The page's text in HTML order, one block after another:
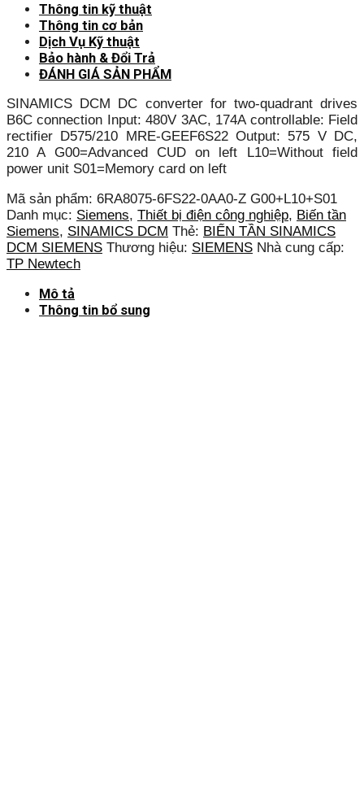
Thông tin kỹ thuật
Thông tin cơ bản
Dịch Vụ Kỹ thuật
Bảo hành & Đổi Trả
ĐÁNH GIÁ SẢN PHẨM
SINAMICS DCM DC converter for two-quadrant drives
B6C connection Input: 480V 3AC, 174A controllable: Field
rectifier D575/210 MRE-GEEF6S22 Output: 575 V DC,
210 A G00=Advanced CUD on left L10=Without field
power unit S01=Memory card on left
Mã sản phẩm: 6RA8075-6FS22-0AA0-Z G00+L10+S01
Danh mục: Siemens, Thiết bị điện công nghiệp, Biến tần
Siemens, SINAMICS DCM Thẻ: BIẾN TẦN SINAMICS
DCM SIEMENS Thương hiệu: SIEMENS Nhà cung cấp:
TP Newtech
Mô tả
Thông tin bổ sung